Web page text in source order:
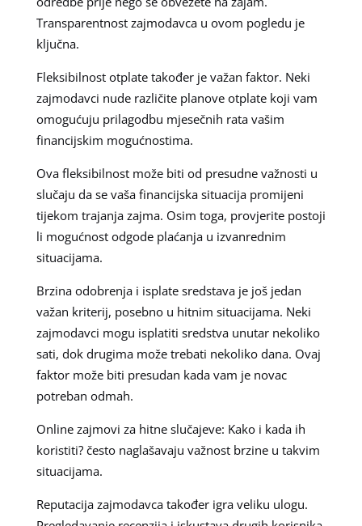
Transparentnost zajmodavca u ovom pogledu je
ključna.
Fleksibilnost otplate također je važan faktor. Neki
zajmodavci nude različite planove otplate koji vam
omogućuju prilagodbu mjesečnih rata vašim
financijskim mogućnostima.
Ova fleksibilnost može biti od presudne važnosti u
slučaju da se vaša financijska situacija promijeni
tijekom trajanja zajma. Osim toga, provjerite postoji
li mogućnost odgode plaćanja u izvanrednim
situacijama.
Brzina odobrenja i isplate sredstava je još jedan
važan kriterij, posebno u hitnim situacijama. Neki
zajmodavci mogu isplatiti sredstva unutar nekoliko
sati, dok drugima može trebati nekoliko dana. Ovaj
faktor može biti presudan kada vam je novac
potreban odmah.
Online zajmovi za hitne slučajeve: Kako i kada ih
koristiti? često naglašavaju važnost brzine u takvim
situacijama.
Reputacija zajmodavca također igra veliku ulogu.